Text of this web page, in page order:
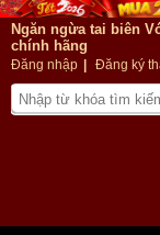
Ngăn ngừa tai biên
chính hãng
Đăng nhập Đăng ký